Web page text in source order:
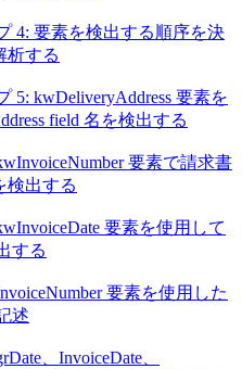
4: 要素を検出する順序を決
析する
5: kwDeliveryAddress 要素を
field 名を検出する
要素で請求書
検出する
要素を使用して
する
要素を使用した
述
、InvoiceDate、